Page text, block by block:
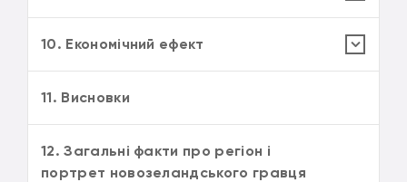
10. Економічний ефект
11. Висновки
12. Загальні факти про регіон і
портрет новозеландського гравця